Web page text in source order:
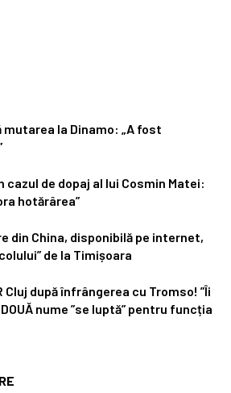
la Dinamo: „A fost
cazul de dopaj al lui Cosmin Matei:
hotărârea”
din China, disponibilă pe internet,
de la Timișoara
Cluj după înfrângerea cu Tromso! ”Îi
nume ”se luptă” pentru funcția